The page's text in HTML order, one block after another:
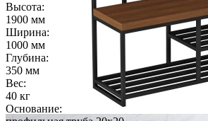
Высота:
1900 мм
Ширина:
1000 мм
Глубина:
350 мм
Вес:
40 кг
Основание: